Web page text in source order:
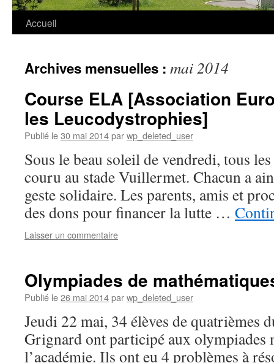
Accueil
Archives mensuelles : mai 2014
Course ELA [Association
les Leucodystrophies]
Publié le30 mai 2014parwp_deleted_user
Sous le beau soleil de vendredi, tous
couru au stade Vuillermet. Chacun a
geste solidaire. Les parents, amis et
des dons pour financer la lutte …
Laisser un commentaire
Olympiades de
Publié le26 mai 2014parwp_deleted_user
Jeudi 22 mai, 34 élèves de quatrièmes
Grignard ont participé aux olympiades
l’académie. Ils ont eu 4 problèmes à